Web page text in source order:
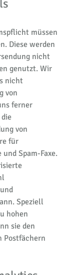
müssen
Diese werden
nicht
genutzt. Wir
nicht
von
ferner
von
für
Spam-Faxe.
Speziell
hohen
sie den
Postfächern